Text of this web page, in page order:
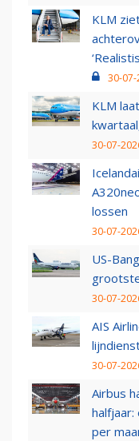
KLM
30-07-
KLM
30-07-
lossen
30-07-
US-
30-07-
AIS
30-07-
Airbus
halfjaar:
per